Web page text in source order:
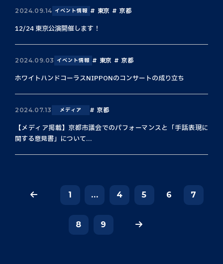
2024.09.14 イベント情報 東京 京都
12/24 東京公演開催します！
2024.09.03 イベント情報 東京 京都
ホワイトハンドコーラスNIPPONのコンサートの成り立ち
2024.07.13 メディア 京都
【メディア掲載】京都市議会でのパフォーマンスと「手話表現に
関する意見書」について...
1 ... 4 5 6 7
8 9